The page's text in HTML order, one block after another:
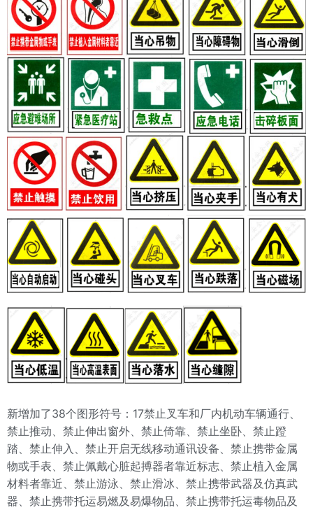
新增加了38个图形符号： 17禁止叉车和厂内机动车辆通行、
禁止推动、禁止伸出窗外、禁止倚靠、禁止坐卧、禁止蹬
踏、禁止伸入、禁止开启无线移动通讯设备、禁止携带金属
物或手表、禁止佩戴心脏起搏器者靠近标志、禁止植入金属
材料者靠近、禁止游泳、禁止滑冰、禁止携带武器及仿真武
器、禁止携带托运易燃及易爆物品、禁止携带托运毒物品及